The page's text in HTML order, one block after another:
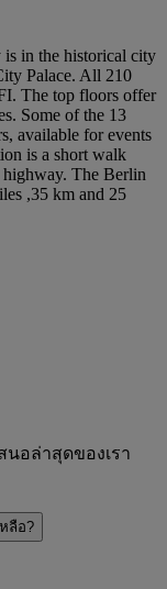
is in the historical city
Palace. All 210
The top floors offer
Some of the 13
available for events
is a short walk
The Berlin
,35 km and 25
นอล่าสุดของเรา
ลือ?